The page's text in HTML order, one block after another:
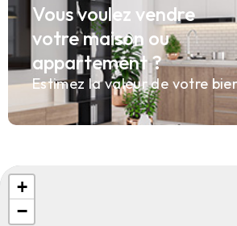
Vous voulez vendre
votre maison ou
appartement ?
Estimez la valeur de votre
+
−